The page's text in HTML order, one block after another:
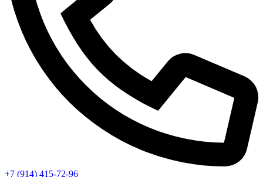
+7 (914) 415-72-96